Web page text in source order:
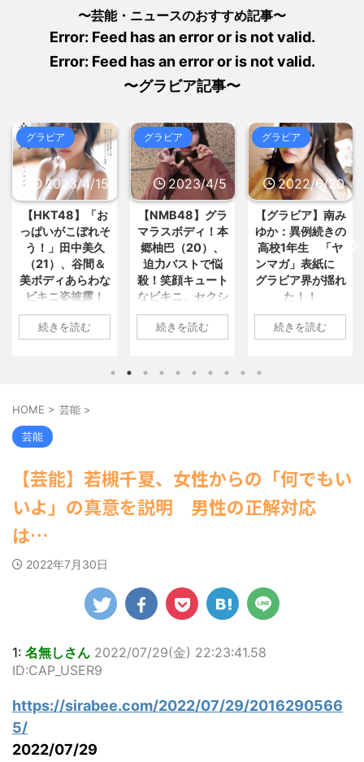
【えぇ…】シャインマスカット約
200房を盗んだ男の自宅を調べ... / ワ
ロタあんてな NEW! (8/9 12:14)
ス事件」夫は正しかったのに、な... /
(8/9 11:17)
11:05)
女さん、正論「30過ぎた独身男っ
て20くらいのまま精神年齢が... / おま
とめ : おすすめ NEW! (8/9 10:45)
【悲報】電車乗り込みぼく「お
っ、可愛いミニスカＯＬちゃんの隣...
/ おまとめ : おすすめ NEW!
(8/9
10:41)
【画像】セブンイレブンのバイト
「AIにちいかわの画像を食わせ... / お
まとめ : おすすめ NEW! (8/9 10:41)
【信長の野望・新生】米問屋をど
気になるニュースまとめアンテナ
(8/29 00:02)
なるニュースまとめアンテナ
(8/29
【悲報】乃木中３０ｔｈヒット祈
願が死ぬほど / 気になるニュースまと
めアンテナ
【モバマスSS】志希「苺の美味し
になるニュースまとめアンテナ (8/29
00:00)
【速報】スプラトゥーン公式、謝
罪 / 気になるニュースまとめアンテナ
Powered by livedoor 相互
RSS
【悲報】国民民主党代表選、玉木
雄一郎氏と30歳若手の一騎打ち... / い
ーあんてな(#ﾟｗﾟ) NEW! (8/9 12:15)
「アニソン盆祭りで日本の品格が
いーあんてな(#ﾟｗﾟ)
に…隅田川花火大会で暗躍した中... /
5chまとめMAP(総合) NEW! (8/9
12:15)
【悲報】ワイ「半沢直樹みたいな
銀行員カッコいい」銀行員の友人... /
5chまとめMAP(総合) NEW!
(8/9
12:13)
【話題】ひろゆき氏が考える『貧
乏人が多い』男性の特徴とは？ / 5ch
まとめMAP(総合) NEW! (8/9 12:09)
尾田栄一郎「数字で一番になって
しまったから目指す目標がない！... /
5chまとめMAP(総合)
NEW!
11:41)
カードゲーム黎明期にポケカや
MTGと並んで大人気だったという... /
22:26)
【為替相場】為替介入により一時
1ドル157円台 しかし戻しも... / にゅー
すなう！ まとめアンテナ (7/30
海外「日本よ、お前がナンバーワ
ンだ」 熊本地震直後の日本の対... / に
ゅーすなう！ まとめアンテナ
Powered by livedoor 相互
〜芸能・ニュースのおすすめ記事〜
Error: Feed has an error or is not valid.
Error: Feed has an error or is not valid.
〜グラビア記事〜
グラビア
2023/4/15
【HKT48】「お
っぱいがこぼれそ
う！」田中美久
（21）、谷間＆
美ボディあらわな
ビキニ姿披露！
「えっちいすぎ
る」絶賛の声殺到
HKT48の田中美久
さんは4月8日、自
身のInstagramを更
があらわになった
ビキニ姿を披露し
ました。 「素敵
ーで綺麗」 田中さ
絵文字と共に、自
しました。 黒っぽ
いビキニを着用し
り、大人っぽい表
情を見せる姿で
す。 あらわになっ
った腹筋など、美
しいボディがとて
もセクシーです
ね。 2枚目はモノ
続きを読む
グラビア
2023/4/5
【NMB48】グラ
マラスボディ！本
郷柚巴（20）、
迫力バストで悩
殺！笑顔キュート
なビキニ、セクシ
ーニット、ランジ
ェリー姿披露
2023/04/01(土)
イト『ヤングアニ
マルWeb』のグラ
ビアに初登場し
トが掲載されてお
り、ボディライン
クシーニット姿の
カットから、笑顔
を引くランジェリ
続きを読む
グラビア
2022/6/20
【グラビア】南み
ゆか：異例続きの
高校1年生 「ヤ
ンマガ」表紙に
グラビア界が揺れ
た！！
1: 名無しさん
2022/06/20(月)
「OS☆K」の南み
ゆかさんが、6月
20日発売のマンガ
日生まれの16歳。
今年2月に同誌の表
も再登場した。
が揺れた！！」と
続きを読む
HOME > 芸能 >
芸能
【芸能】若槻千夏、女性からの「何でもい
いよ」の真意を説明 男性の正解対応
は…
2022年7月30日
1: 名無しさん 2022/07/29(金) 22:23:41.58
ID:CAP_USER9
https://sirabee.com/2022/07/29/2016290566
5/
2022/07/29